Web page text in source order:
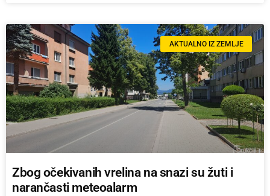
AKTUALNO IZ ZEMLJE
Zbog očekivanih vrelina na snazi su žuti i
narančasti meteoalarm